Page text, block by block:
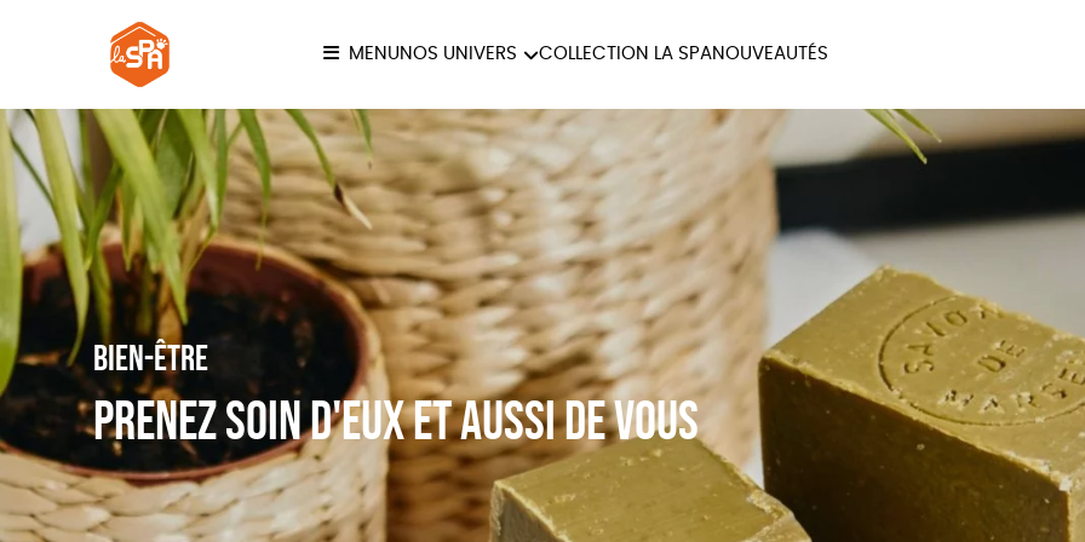
MENU NOS UNIVERS
COLLECTION LA SPA ANIMAUX
JEUX PAPETERIE
COLLECTION LA SPANOUVEAUTÉS
Bien-être
Prenez soin d'eux et aussi de vous